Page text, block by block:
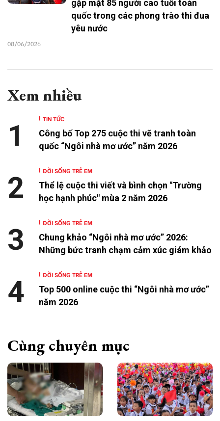
gặp mặt 85 người cao tuổi toàn
quốc trong các phong trào thi đua
yêu nước
08/06/2026
Xem nhiều
TIN TỨC
Công bố Top 275 cuộc thi vẽ tranh toàn
quốc “Ngôi nhà mơ ước” năm 2026
1
ĐỜI SỐNG TRẺ EM
Thể lệ cuộc thi viết và bình chọn "Trường
học hạnh phúc" mùa 2 năm 2026
2
ĐỜI SỐNG TRẺ EM
Chung khảo “Ngôi nhà mơ ước” 2026:
Những bức tranh chạm cảm xúc giám khảo
3
ĐỜI SỐNG TRẺ EM
Top 500 online cuộc thi “Ngôi nhà mơ ước”
năm 2026
4
Cùng chuyên mục